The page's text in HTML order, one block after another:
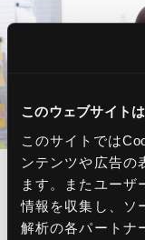
このウェブサイト
このサイトでは
ンテンツや広告の
ます。またユーザ
情報を収集し、ソ
解析の各パートナ
勢いだけでは売れ
考える力が求めら